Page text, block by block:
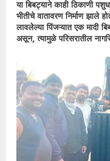
या बिबट्याने काही ठिकाणी
भीतीचे वातावरण निर्माण झाले
लावलेल्या पिंजऱ्यात एक मादी
असून, त्यामुळे परिसरातील